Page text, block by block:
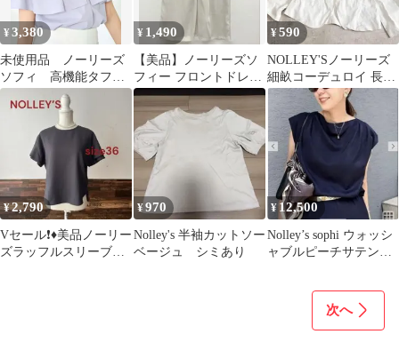
¥3,380
未使用品 ノーリーズ
ソフィ 高機能タフタ
ケープ風ブラウス
¥ 1,490
【美品】ノーリーズソ
フィー フロントドレー
プカットソー ブラウス
36/S 白
¥590
NOLLEY'Sノーリーズ
細畝コーデュロイ 長袖
テーラードジャケット
白 M
¥2,790
Vセール❗️♦︎美品ノーリー
ズラッフルスリーブブ
¥970
Nolley's 半袖カットソー
ベージュ シミあり
¥ 12,500
Nolley’s sophi ウォッシ
ャブルピーチサテンフ
次へ